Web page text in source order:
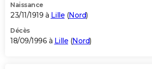
Naissance
23/11/1919 à Lille (Nord)
Décès
18/09/1996 à Lille (Nord)